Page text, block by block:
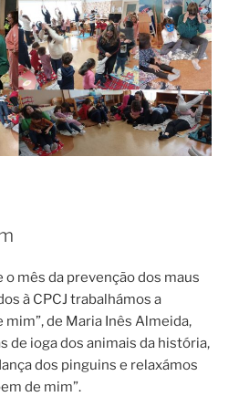
mês da prevenção dos maus
à CPCJ trabalhámos a
mim”, de Maria Inês Almeida,
de ioga dos animais da história,
dos pinguins e relaxámos
de mim”.